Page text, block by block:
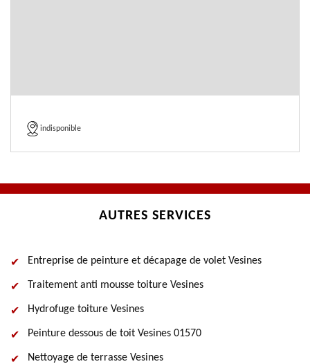
indisponible
AUTRES SERVICES
Entreprise de peinture et décapage de volet Vesines
Traitement anti mousse toiture Vesines
Hydrofuge toiture Vesines
Peinture dessous de toit Vesines 01570
Nettoyage de terrasse Vesines